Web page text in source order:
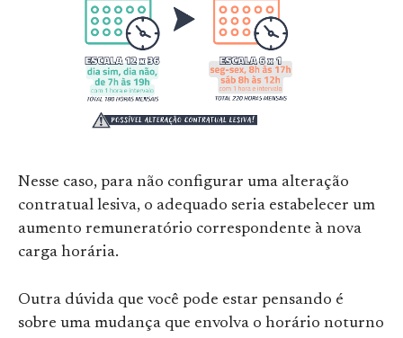
Nesse caso, para não configurar uma alteração
contratual lesiva, o adequado seria estabelecer um
aumento remuneratório correspondente à nova
carga horária.
Outra dúvida que você pode estar pensando é
sobre uma mudança que envolva o horário noturno